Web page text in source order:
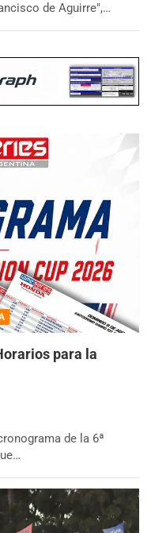
de Aguirre",…
para la
de la 6ª